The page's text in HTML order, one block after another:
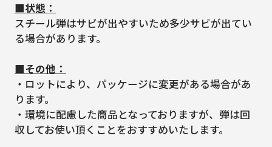
■状態：
スチール弾はサビが出やすいため多少サビが出てい
る場合があります。
■その他：
・ロットにより、パッケージに変更がある場合があ
ります。
・環境に配慮した商品となっておりますが、弾は回
収してお使い頂くことをおすすめいたします。